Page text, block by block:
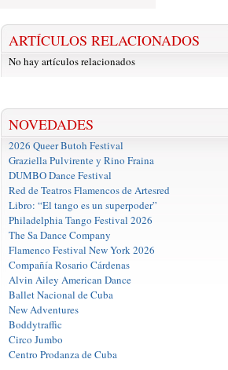
ARTÍCULOS RELACIONADOS
No hay artículos relacionados
NOVEDADES
2026 Queer Butoh Festival
Graziella Pulvirente y Rino Fraina
DUMBO Dance Festival
Red de Teatros Flamencos de Artesred
Libro: “El tango es un superpoder”
Philadelphia Tango Festival 2026
The Sa Dance Company
Flamenco Festival New York 2026
Compañía Rosario Cárdenas
Alvin Ailey American Dance
Ballet Nacional de Cuba
New Adventures
Boddytraffic
Circo Jumbo
Centro Prodanza de Cuba